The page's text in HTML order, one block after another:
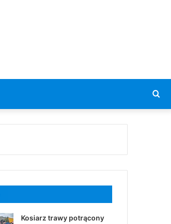
Kosiarz trawy potrącony